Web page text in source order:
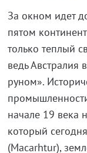
За окном идет
пятом
только теплый
ведь Австралия
руном».
начале 19 века
который
(Macarhtur),